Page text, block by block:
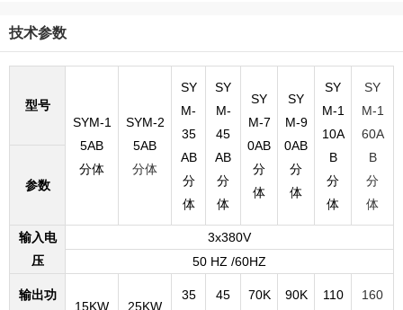
技术参数
型号
SYM-1
5AB
分体
SYM-2
5AB
分体
SY
M-
35
AB
分
体
SY
M-
45
AB
分
体
SY
M-7
0AB
分
体
SY
M-9
0AB
分
体
SY
M-1
10A
B
分
体
SY
M-1
60A
B
分
体
参数
输入电
压
3x380V
50 HZ /60HZ
输出功
15KW 25KW
35
45
70K
90K
110
160